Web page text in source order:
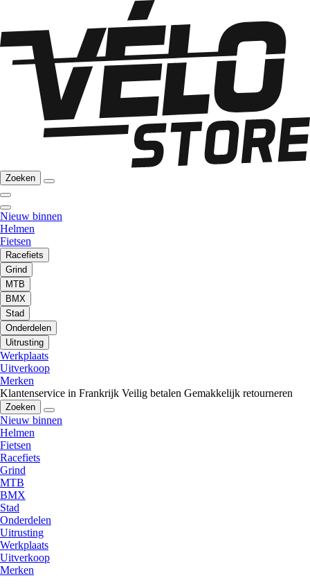
Zoeken
Nieuw binnen
Helmen
Fietsen
Racefiets
Grind
MTB
BMX
Stad
Onderdelen
Uitrusting
Werkplaats
Uitverkoop
Merken
Klantenservice in Frankrijk Veilig betalen Gemakkelijk retourneren
Zoeken
Nieuw binnen
Helmen
Fietsen
Racefiets
Grind
MTB
BMX
Stad
Onderdelen
Uitrusting
Werkplaats
Uitverkoop
Merken